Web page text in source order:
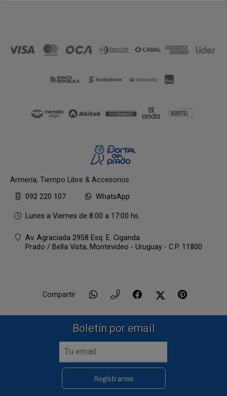
Armería, Tiempo Libre & Accesorios
092 220 107
WhatsApp
Lunes a Viernes de 8:00 a 17:00 hs.
Av. Agraciada 2958 Esq. E. Ciganda
Prado / Bella Vista, Montevideo - Uruguay - C.P. 11800
Compartir
Boletín por email
Registrarme